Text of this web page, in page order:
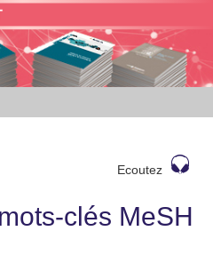
Ecoutez
clés MeSH